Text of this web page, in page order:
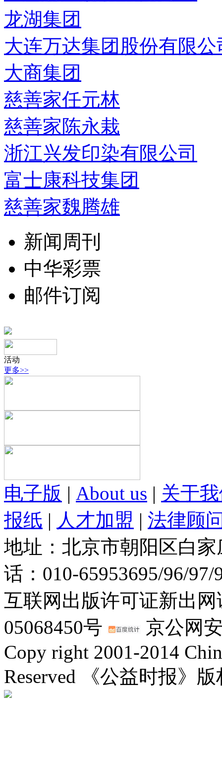
龙湖集团
大连万达集团股份有限公
大商集团
慈善家任元林
慈善家陈永栽
浙江兴发印染有限公司
富士康科技集团
慈善家魏腾雄
新闻周刊
中华彩票
邮件订阅
活动
更多>>
电子版 | About us | 关于
报纸 | 人才加盟 | 法律顾
地址：北京市朝阳区白
话：010-65953695/96/
互联网出版许可证新出
05068450号
京公网
Copy right 2001-2014
Reserved 《公益时报》